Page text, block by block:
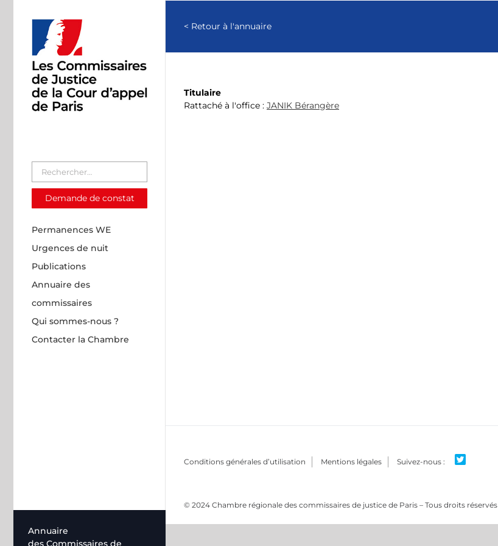
Demande de constat
Permanences WE
Urgences de nuit
Publications
Annuaire des
commissaires
Qui sommes-nous ?
Contacter la Chambre
Annuaire
des Commissaires de
< Retour à l'annuaire
Titulaire
Rattaché à l'office : JANIK Bérangère
Conditions générales d’utilisation Mentions légales
© 2024 Chambre régionale des commissaires de justice de Paris – Tous droits réservés